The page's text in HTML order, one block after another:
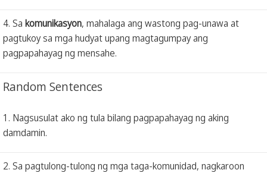
4. Sa komunikasyon, mahalaga ang wastong pag-unawa at
pagtukoy sa mga hudyat upang magtagumpay ang
pagpapahayag ng mensahe.
Random Sentences
1. Nagsusulat ako ng tula bilang pagpapahayag ng aking
damdamin.
2. Sa pagtulong-tulong ng mga taga-komunidad, nagkaroon